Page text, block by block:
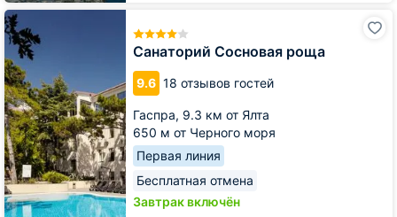
Санаторий Сосновая роща
9.6 18 отзывов гостей
Гаспра, 9.3 км от Ялта
650 м от Черного моря
Первая линия
Бесплатная отмена
Завтрак включён
Санаторий
Сосновая
роща